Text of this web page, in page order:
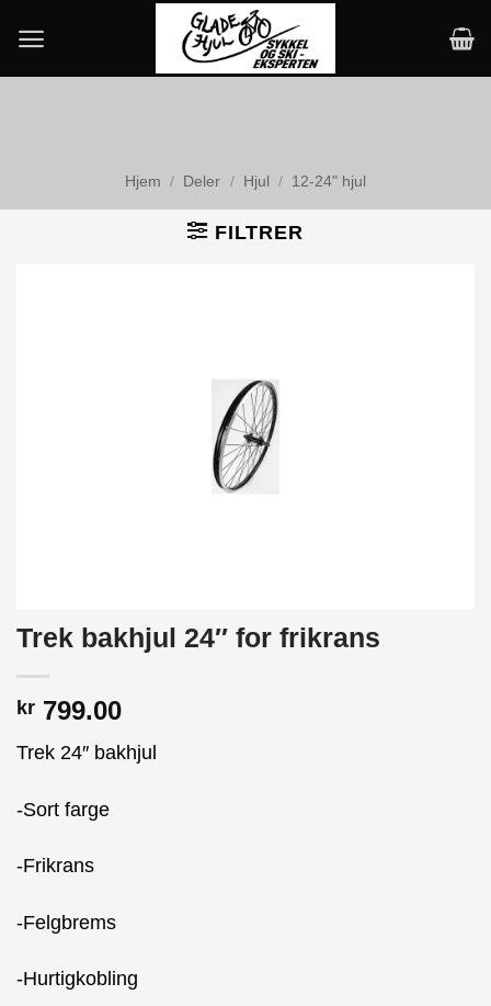
content
Hjem / Deler / Hjul / 12-24" hjul
FILTRER
Trek bakhjul 24″ for frikrans
kr 799.00
Trek 24″ bakhjul
-Sort farge
-Frikrans
-Felgbrems
-Hurtigkobling